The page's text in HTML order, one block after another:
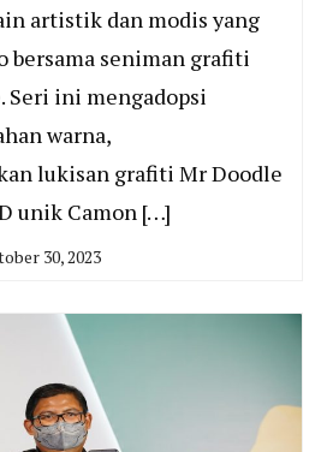
artistik dan modis yang
bersama seniman grafiti
Seri ini mengadopsi
warna,
lukisan grafiti Mr Doodle
unik Camon […]
30, 2023